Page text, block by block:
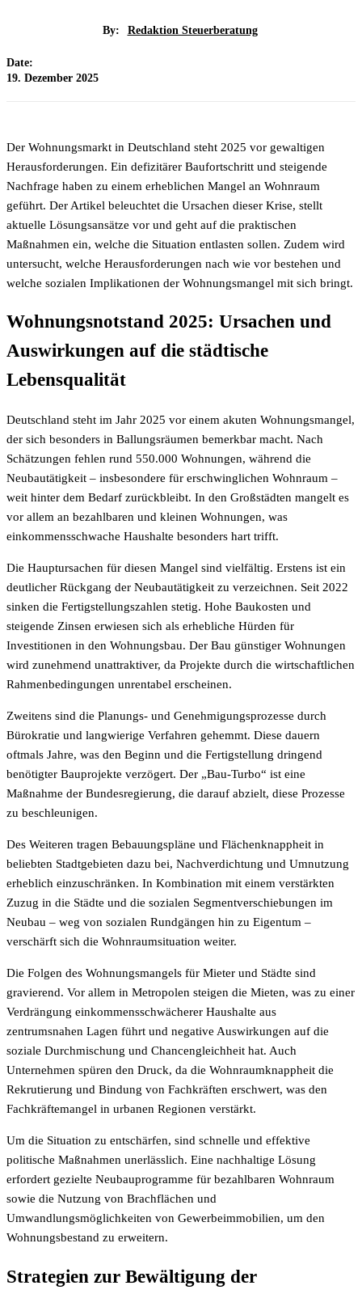
By: Redaktion Steuerberatung
Date:
19. Dezember 2025
Der Wohnungsmarkt in Deutschland steht 2025 vor gewaltigen
Herausforderungen. Ein defizitärer Baufortschritt und steigende
Nachfrage haben zu einem erheblichen Mangel an Wohnraum
geführt. Der Artikel beleuchtet die Ursachen dieser Krise, stellt
aktuelle Lösungsansätze vor und geht auf die praktischen
Maßnahmen ein, welche die Situation entlasten sollen. Zudem wird
untersucht, welche Herausforderungen nach wie vor bestehen und
welche sozialen Implikationen der Wohnungsmangel mit sich bringt.
Wohnungsnotstand 2025: Ursachen und
Auswirkungen auf die städtische
Lebensqualität
Deutschland steht im Jahr 2025 vor einem akuten Wohnungsmangel,
der sich besonders in Ballungsräumen bemerkbar macht. Nach
Schätzungen fehlen rund 550.000 Wohnungen, während die
Neubautätigkeit – insbesondere für erschwinglichen Wohnraum –
weit hinter dem Bedarf zurückbleibt. In den Großstädten mangelt es
vor allem an bezahlbaren und kleinen Wohnungen, was
einkommensschwache Haushalte besonders hart trifft.
Die Hauptursachen für diesen Mangel sind vielfältig. Erstens ist ein
deutlicher Rückgang der Neubautätigkeit zu verzeichnen. Seit 2022
sinken die Fertigstellungszahlen stetig. Hohe Baukosten und
steigende Zinsen erwiesen sich als erhebliche Hürden für
Investitionen in den Wohnungsbau. Der Bau günstiger Wohnungen
wird zunehmend unattraktiver, da Projekte durch die wirtschaftlichen
Rahmenbedingungen unrentabel erscheinen.
Zweitens sind die Planungs- und Genehmigungsprozesse durch
Bürokratie und langwierige Verfahren gehemmt. Diese dauern
oftmals Jahre, was den Beginn und die Fertigstellung dringend
benötigter Bauprojekte verzögert. Der „Bau-Turbo“ ist eine
Maßnahme der Bundesregierung, die darauf abzielt, diese Prozesse
zu beschleunigen.
Des Weiteren tragen Bebauungspläne und Flächenknappheit in
beliebten Stadtgebieten dazu bei, Nachverdichtung und Umnutzung
erheblich einzuschränken. In Kombination mit einem verstärkten
Zuzug in die Städte und die sozialen Segmentverschiebungen im
Neubau – weg von sozialen Rundgängen hin zu Eigentum –
verschärft sich die Wohnraumsituation weiter.
Die Folgen des Wohnungsmangels für Mieter und Städte sind
gravierend. Vor allem in Metropolen steigen die Mieten, was zu einer
Verdrängung einkommensschwächerer Haushalte aus
zentrumsnahen Lagen führt und negative Auswirkungen auf die
soziale Durchmischung und Chancengleichheit hat. Auch
Unternehmen spüren den Druck, da die Wohnraumknappheit die
Rekrutierung und Bindung von Fachkräften erschwert, was den
Fachkräftemangel in urbanen Regionen verstärkt.
Um die Situation zu entschärfen, sind schnelle und effektive
politische Maßnahmen unerlässlich. Eine nachhaltige Lösung
erfordert gezielte Neubauprogramme für bezahlbaren Wohnraum
sowie die Nutzung von Brachflächen und
Umwandlungsmöglichkeiten von Gewerbeimmobilien, um den
Wohnungsbestand zu erweitern.
Strategien zur Bewältigung der